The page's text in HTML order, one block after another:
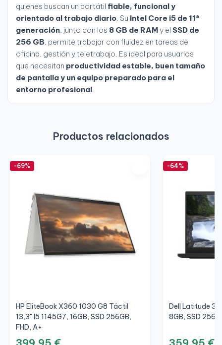
quienes buscan un portátil fiable, funcional y
orientado al trabajo diario. Su Intel Core i5 de 11ª
generación, junto con los 8 GB de RAMy el SSD de
256 GB, permite trabajar con fluidez en tareas de
oficina, gestión y teletrabajo. Es ideal para usuarios
que necesitan productividad estable, buen tamaño
de pantalla y un equipo preparado para el
entorno profesional.
Productos relacionados
-69%
HP EliteBook X360 1030 G8 Táctil
13,3" I5 1145G7, 16GB, SSD 256GB,
FHD, A+
-64%
Dell Latitude
8GB, SSD